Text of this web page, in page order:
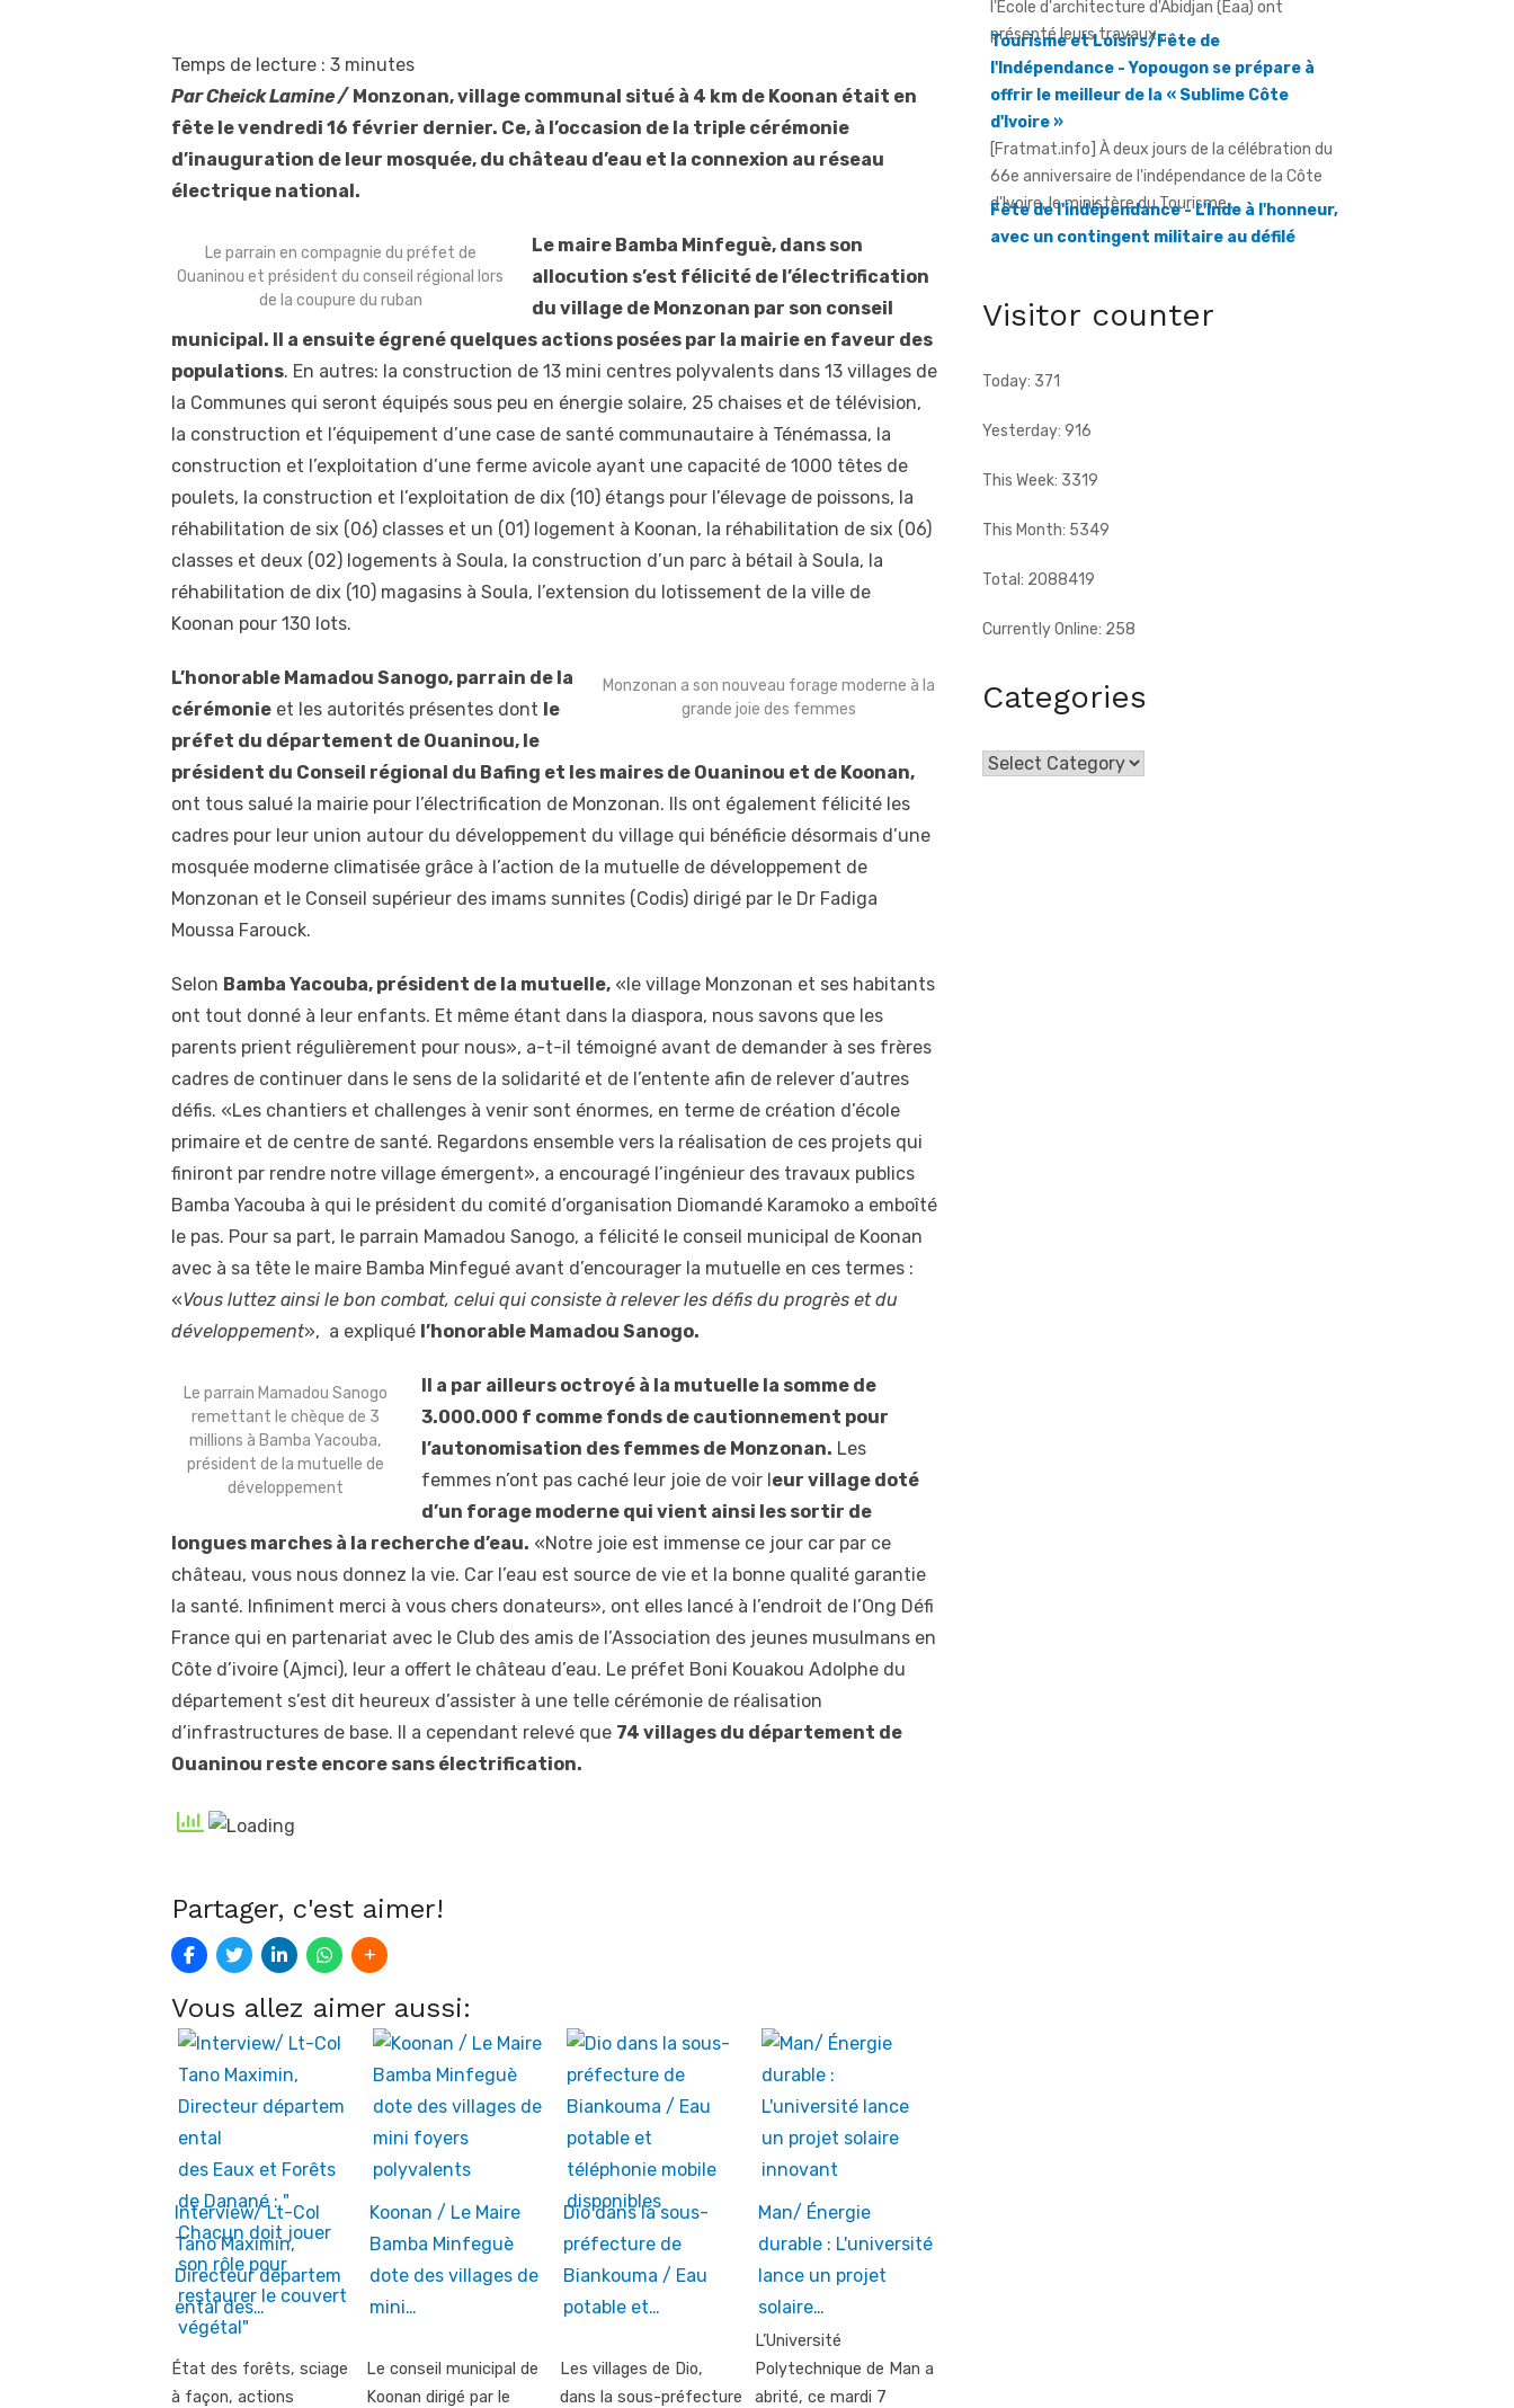
Temps de lecture : 3 minutes
Par Cheick Lamine / Monzonan, village communal situé à 4 km de Koonan était en
fête le vendredi 16 février dernier. Ce, à l’occasion de la triple cérémonie
d’inauguration de leur mosquée, du château d’eau et la connexion au réseau
électrique national.
Le parrain en compagnie du préfet de
Ouaninou et président du conseil régional lors
de la coupure du ruban
Le maire Bamba Minfeguè, dans son
allocution s’est félicité de l’électrification
du village de Monzonan par son conseil
municipal. Il a ensuite égrené quelques actions posées par la mairie en faveur des
populations. En autres: la construction de 13 mini centres polyvalents dans 13 villages de
la Communes qui seront équipés sous peu en énergie solaire, 25 chaises et de télévision,
la construction et l’équipement d’une case de santé communautaire à Ténémassa, la
construction et l’exploitation d’une ferme avicole ayant une capacité de 1000 têtes de
poulets, la construction et l’exploitation de dix (10) étangs pour l’élevage de poissons, la
réhabilitation de six (06) classes et un (01) logement à Koonan, la réhabilitation de six (06)
classes et deux (02) logements à Soula, la construction d’un parc à bétail à Soula, la
réhabilitation de dix (10) magasins à Soula, l’extension du lotissement de la ville de
Koonan pour 130 lots.
Monzonan a son nouveau forage moderne à la
grande joie des femmes
L’honorable Mamadou Sanogo, parrain de la
cérémonie et les autorités présentes dont le
préfet du département de Ouaninou, le
président du Conseil régional du Bafing et les maires de Ouaninou et de Koonan,
ont tous salué la mairie pour l’électrification de Monzonan. Ils ont également félicité les
cadres pour leur union autour du développement du village qui bénéficie désormais d’une
mosquée moderne climatisée grâce à l’action de la mutuelle de développement de
Monzonan et le Conseil supérieur des imams sunnites (Codis) dirigé par le Dr Fadiga
Moussa Farouck.
Selon Bamba Yacouba, président de la mutuelle, «le village Monzonan et ses habitants
ont tout donné à leur enfants. Et même étant dans la diaspora, nous savons que les
parents prient régulièrement pour nous», a-t-il témoigné avant de demander à ses frères
cadres de continuer dans le sens de la solidarité et de l’entente afin de relever d’autres
défis. «Les chantiers et challenges à venir sont énormes, en terme de création d’école
primaire et de centre de santé. Regardons ensemble vers la réalisation de ces projets qui
finiront par rendre notre village émergent», a encouragé l’ingénieur des travaux publics
Bamba Yacouba à qui le président du comité d’organisation Diomandé Karamoko a emboîté
le pas. Pour sa part, le parrain Mamadou Sanogo, a félicité le conseil municipal de Koonan
avec à sa tête le maire Bamba Minfegué avant d’encourager la mutuelle en ces termes :
«Vous luttez ainsi le bon combat, celui qui consiste à relever les défis du progrès et du
développement», a expliqué l’honorable Mamadou Sanogo.
Le parrain Mamadou Sanogo
remettant le chèque de 3
millions à Bamba Yacouba,
président de la mutuelle de
développement
Il a par ailleurs octroyé à la mutuelle la somme de
3.000.000 f comme fonds de cautionnement pour
l’autonomisation des femmes de Monzonan. Les
femmes n’ont pas caché leur joie de voir leur village doté
d’un forage moderne qui vient ainsi les sortir de
longues marches à la recherche d’eau. «Notre joie est immense ce jour car par ce
château, vous nous donnez la vie. Car l’eau est source de vie et la bonne qualité garantie
la santé. Infiniment merci à vous chers donateurs», ont elles lancé à l’endroit de l’Ong Défi
France qui en partenariat avec le Club des amis de l’Association des jeunes musulmans en
Côte d’ivoire (Ajmci), leur a offert le château d’eau. Le préfet Boni Kouakou Adolphe du
département s’est dit heureux d’assister à une telle cérémonie de réalisation
d’infrastructures de base. Il a cependant relevé que 74 villages du département de
Ouaninou reste encore sans électrification.
Partager, c'est aimer!
Vous allez aimer aussi:
Interview/ Lt-Col
Tano Maximin,
Directeur départem
ental des…
État des forêts, sciage
à façon, actions
Koonan / Le Maire
Bamba Minfeguè
dote des villages de
mini…
Le conseil municipal de
Koonan dirigé par le
Dio dans la sous-
préfecture de
Biankouma / Eau
potable et…
Les villages de Dio,
dans la sous-préfecture
Man/ Énergie
durable : L'université
lance un projet
solaire…
L’Université
Polytechnique de Man a
abrité, ce mardi 7
offrir le meilleur de la « Sublime Côte
d'Ivoire »
[Fratmat.info] À deux jours de la célébration du
66e anniversaire de l'indépendance de la Côte
d'Ivoire, le ministère du Tourisme ...
Fête de l'indépendance - L'Inde à l'honneur,
avec un contingent militaire au défilé
[Fratmat.info] Un contingent de l'armée
indienne participera pour la première fois au
défilé du 7 août à Yopougon.
Visitor counter
Today: 371
Yesterday: 916
This Week: 3319
This Month: 5349
Total: 2088419
Currently Online: 258
Categories
Categories